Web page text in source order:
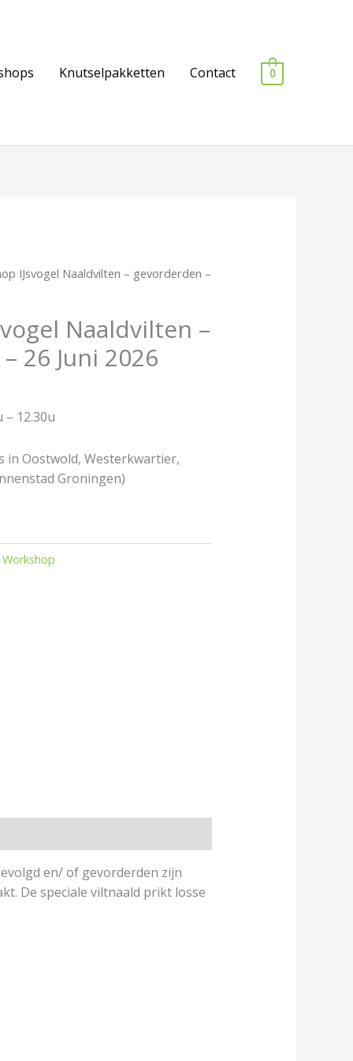
Knutselpakketten Contact 0
IJsvogel Naaldvilten – gevorderden –
Naaldvilten –
26 Juni 2026
– 12.30u
in Oostwold, Westerkwartier,
Groningen)
Workshop
en/ of gevorderden zijn
De speciale viltnaald prikt losse